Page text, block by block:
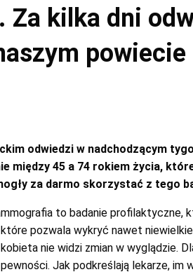
Za kilka dni
powiecie
odwiedzi w nadchodzącym
między 45 a 74 rokiem życia,
za darmo skorzystać z tego
to badanie profilaktyczne,
pozwala wykryć nawet
nie widzi zmian w wyglądzie.
Jak podkreślają lekarze, im